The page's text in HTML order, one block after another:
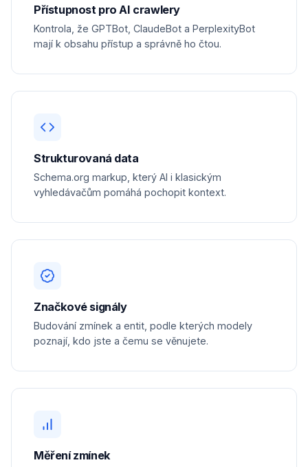
Přístupnost pro AI crawlery
Kontrola, že GPTBot, ClaudeBot a PerplexityBot
mají k obsahu přístup a správně ho čtou.
Strukturovaná data
Schema.org markup, který AI i klasickým
vyhledávačům pomáhá pochopit kontext.
Značkové signály
Budování zmínek a entit, podle kterých modely
poznají, kdo jste a čemu se věnujete.
Měření zmínek